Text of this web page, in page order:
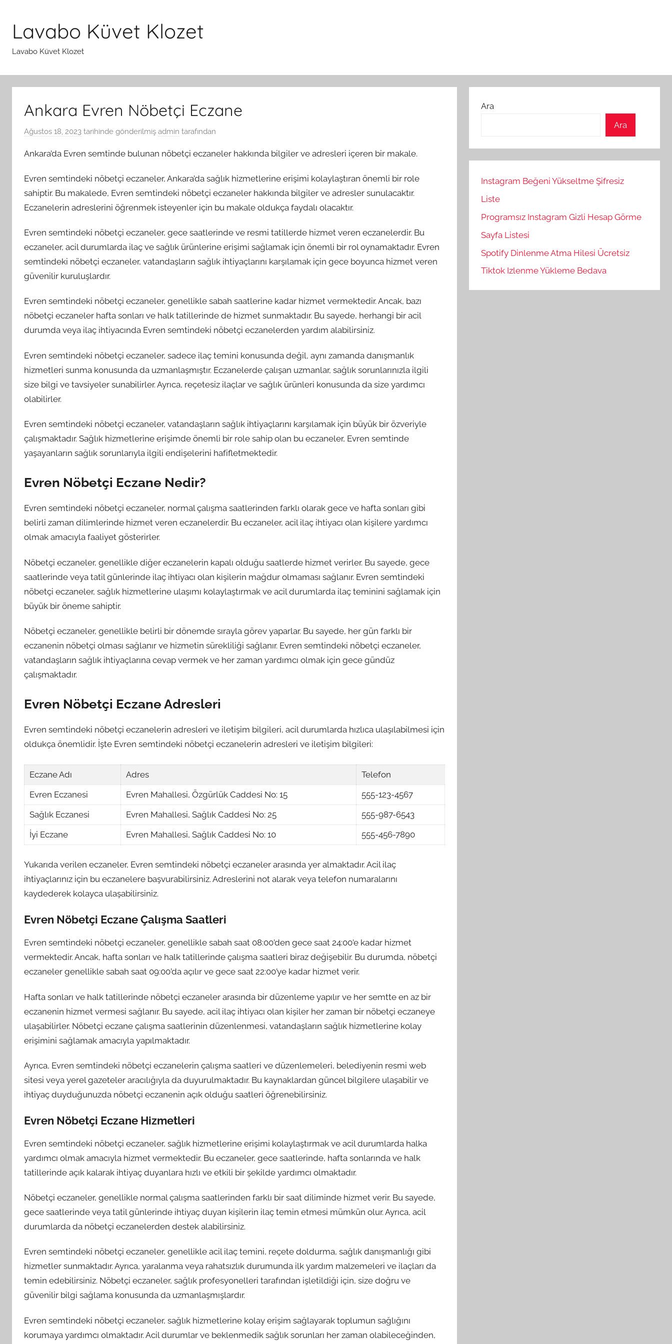
Lavabo Küvet Klozet
Lavabo Küvet Klozet
Ankara Evren Nöbetçi Eczane
Ağustos 18, 2023 tarihinde gönderilmiş admin tarafından
Ankara’da Evren semtinde bulunan nöbetçi eczaneler hakkında bilgiler ve adresleri içeren bir makale.
Evren semtindeki nöbetçi eczaneler, Ankara’da sağlık hizmetlerine erişimi kolaylaştıran önemli bir role
sahiptir. Bu makalede, Evren semtindeki nöbetçi eczaneler hakkında bilgiler ve adresler sunulacaktır.
Eczanelerin adreslerini öğrenmek isteyenler için bu makale oldukça faydalı olacaktır.
Evren semtindeki nöbetçi eczaneler, gece saatlerinde ve resmi tatillerde hizmet veren eczanelerdir. Bu
eczaneler, acil durumlarda ilaç ve sağlık ürünlerine erişimi sağlamak için önemli bir rol oynamaktadır. Evren
semtindeki nöbetçi eczaneler, vatandaşların sağlık ihtiyaçlarını karşılamak için gece boyunca hizmet veren
güvenilir kuruluşlardır.
Evren semtindeki nöbetçi eczaneler, genellikle sabah saatlerine kadar hizmet vermektedir. Ancak, bazı
nöbetçi eczaneler hafta sonları ve halk tatillerinde de hizmet sunmaktadır. Bu sayede, herhangi bir acil
durumda veya ilaç ihtiyacında Evren semtindeki nöbetçi eczanelerden yardım alabilirsiniz.
Evren semtindeki nöbetçi eczaneler, sadece ilaç temini konusunda değil, aynı zamanda danışmanlık
hizmetleri sunma konusunda da uzmanlaşmıştır. Eczanelerde çalışan uzmanlar, sağlık sorunlarınızla ilgili
size bilgi ve tavsiyeler sunabilirler. Ayrıca, reçetesiz ilaçlar ve sağlık ürünleri konusunda da size yardımcı
olabilirler.
Evren semtindeki nöbetçi eczaneler, vatandaşların sağlık ihtiyaçlarını karşılamak için büyük bir özveriyle
çalışmaktadır. Sağlık hizmetlerine erişimde önemli bir role sahip olan bu eczaneler, Evren semtinde
yaşayanların sağlık sorunlarıyla ilgili endişelerini hafifletmektedir.
Evren Nöbetçi Eczane Nedir?
Evren semtindeki nöbetçi eczaneler, normal çalışma saatlerinden farklı olarak gece ve hafta sonları gibi
belirli zaman dilimlerinde hizmet veren eczanelerdir. Bu eczaneler, acil ilaç ihtiyacı olan kişilere yardımcı
olmak amacıyla faaliyet gösterirler.
Nöbetçi eczaneler, genellikle diğer eczanelerin kapalı olduğu saatlerde hizmet verirler. Bu sayede, gece
saatlerinde veya tatil günlerinde ilaç ihtiyacı olan kişilerin mağdur olmaması sağlanır. Evren semtindeki
nöbetçi eczaneler, sağlık hizmetlerine ulaşımı kolaylaştırmak ve acil durumlarda ilaç teminini sağlamak için
büyük bir öneme sahiptir.
Nöbetçi eczaneler, genellikle belirli bir dönemde sırayla görev yaparlar. Bu sayede, her gün farklı bir
eczanenin nöbetçi olması sağlanır ve hizmetin sürekliliği sağlanır. Evren semtindeki nöbetçi eczaneler,
vatandaşların sağlık ihtiyaçlarına cevap vermek ve her zaman yardımcı olmak için gece gündüz
çalışmaktadır.
Evren Nöbetçi Eczane Adresleri
Evren semtindeki nöbetçi eczanelerin adresleri ve iletişim bilgileri, acil durumlarda hızlıca ulaşılabilmesi için
oldukça önemlidir. İşte Evren semtindeki nöbetçi eczanelerin adresleri ve iletişim bilgileri:
Eczane Adı Adres
Telefon
Evren Eczanesi
Evren Mahallesi, Özgürlük Caddesi No: 15
555-123-4567
Sağlık Eczanesi
Evren Mahallesi, Sağlık Caddesi No: 25
555-987-6543
İyi Eczane
Evren Mahallesi, Sağlık Caddesi No: 10 555-456-7890
Yukarıda verilen eczaneler, Evren semtindeki nöbetçi eczaneler arasında yer almaktadır. Acil ilaç
ihtiyaçlarınız için bu eczanelere başvurabilirsiniz. Adreslerini not alarak veya telefon numaralarını
kaydederek kolayca ulaşabilirsiniz.
Evren Nöbetçi Eczane Çalışma Saatleri
Evren semtindeki nöbetçi eczaneler, genellikle sabah saat 08:00’den gece saat 24:00’e kadar hizmet
vermektedir. Ancak, hafta sonları ve halk tatillerinde çalışma saatleri biraz değişebilir. Bu durumda, nöbetçi
eczaneler genellikle sabah saat 09:00’da açılır ve gece saat 22:00’ye kadar hizmet verir.
Hafta sonları ve halk tatillerinde nöbetçi eczaneler arasında bir düzenleme yapılır ve her semtte en az bir
eczanenin hizmet vermesi sağlanır. Bu sayede, acil ilaç ihtiyacı olan kişiler her zaman bir nöbetçi eczaneye
ulaşabilirler. Nöbetçi eczane çalışma saatlerinin düzenlenmesi, vatandaşların sağlık hizmetlerine kolay
erişimini sağlamak amacıyla yapılmaktadır.
Ayrıca, Evren semtindeki nöbetçi eczanelerin çalışma saatleri ve düzenlemeleri, belediyenin resmi web
sitesi veya yerel gazeteler aracılığıyla da duyurulmaktadır. Bu kaynaklardan güncel bilgilere ulaşabilir ve
ihtiyaç duyduğunuzda nöbetçi eczanenin açık olduğu saatleri öğrenebilirsiniz.
Evren Nöbetçi Eczane Hizmetleri
Evren semtindeki nöbetçi eczaneler, sağlık hizmetlerine erişimi kolaylaştırmak ve acil durumlarda halka
yardımcı olmak amacıyla hizmet vermektedir. Bu eczaneler, gece saatlerinde, hafta sonlarında ve halk
tatillerinde açık kalarak ihtiyaç duyanlara hızlı ve etkili bir şekilde yardımcı olmaktadır.
Nöbetçi eczaneler, genellikle normal çalışma saatlerinden farklı bir saat diliminde hizmet verir. Bu sayede,
gece saatlerinde veya tatil günlerinde ihtiyaç duyan kişilerin ilaç temin etmesi mümkün olur. Ayrıca, acil
durumlarda da nöbetçi eczanelerden destek alabilirsiniz.
Evren semtindeki nöbetçi eczaneler, genellikle acil ilaç temini, reçete doldurma, sağlık danışmanlığı gibi
hizmetler sunmaktadır. Ayrıca, yaralanma veya rahatsızlık durumunda ilk yardım malzemeleri ve ilaçları da
temin edebilirsiniz. Nöbetçi eczaneler, sağlık profesyonelleri tarafından işletildiği için, size doğru ve
güvenilir bilgi sağlama konusunda da uzmanlaşmışlardır.
Evren semtindeki nöbetçi eczaneler, sağlık hizmetlerine kolay erişim sağlayarak toplumun sağlığını
korumaya yardımcı olmaktadır. Acil durumlar ve beklenmedik sağlık sorunları her zaman olabileceğinden,
Ara
Ara
Instagram Beğeni Yükseltme Şifresiz
Liste
Programsız Instagram Gizli Hesap Görme
Sayfa Listesi
Spotify Dinlenme Atma Hilesi Ücretsiz
Tiktok Izlenme Yükleme Bedava